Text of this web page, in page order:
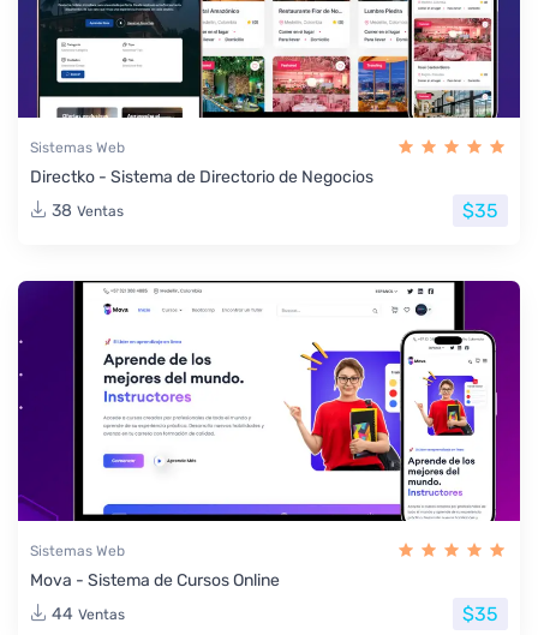
Sistemas Web
Directko - Sistema de Directorio de Negocios
38 Ventas $35
Sistemas Web
Mova - Sistema de Cursos Online
44 Ventas $35